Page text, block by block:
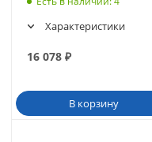
Характеристики
16 078 ₽
В корзину